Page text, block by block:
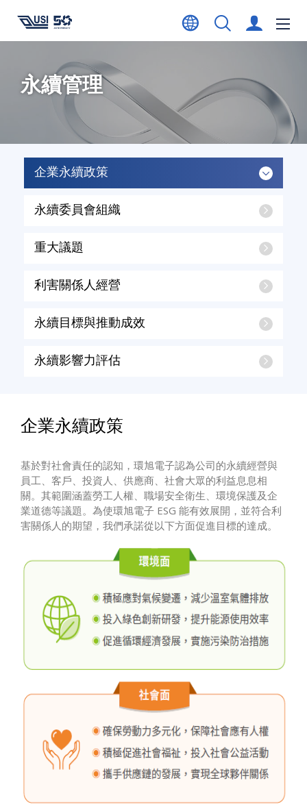
永續管理
企業永續政策
永續委員會組織
重大議題
利害關係人經營
永續目標與推動成效
永續影響力評估
企業永續政策
基於對社會責任的認知，環旭電子認為公司的永續經營與
員工、客戶、投資人、供應商、社會大眾的利益息息相
關。其範圍涵蓋勞工人權、職場安全衛生、環境保護及企
業道德等議題。為使環旭電子 ESG 能有效展開，並符合利
害關係人的期望，我們承諾從以下方面促進目標的達成。